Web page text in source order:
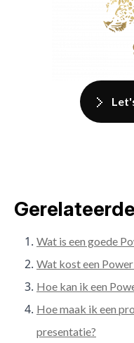
Wat is een goede
Wat kost een
Hoe kan ik een
Hoe maak ik een
presentatie?